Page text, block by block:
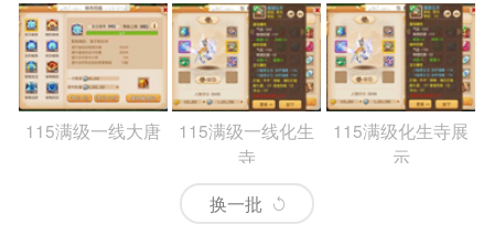
115满级一线大唐
115满级一线化生
寺
115满级化生寺展
示
换一批